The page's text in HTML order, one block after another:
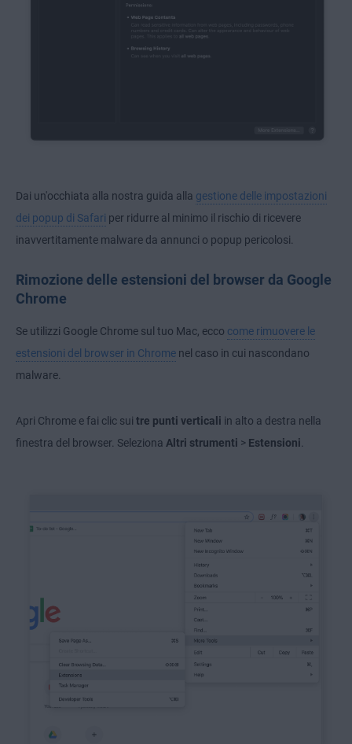
Dai un'occhiata alla nostra guida alla gestione delle impostazioni
dei popup di Safari per ridurre al minimo il rischio di ricevere
inavvertitamente malware da annunci o popup pericolosi.
Rimozione delle estensioni del browser da Google
Chrome
Se utilizzi Google Chrome sul tuo Mac, ecco come rimuovere le
estensioni del browser in Chrome nel caso in cui nascondano
malware.
Apri Chrome e fai clic sui tre punti verticali in alto a destra nella
finestra del browser. Seleziona Altri strumenti > Estensioni